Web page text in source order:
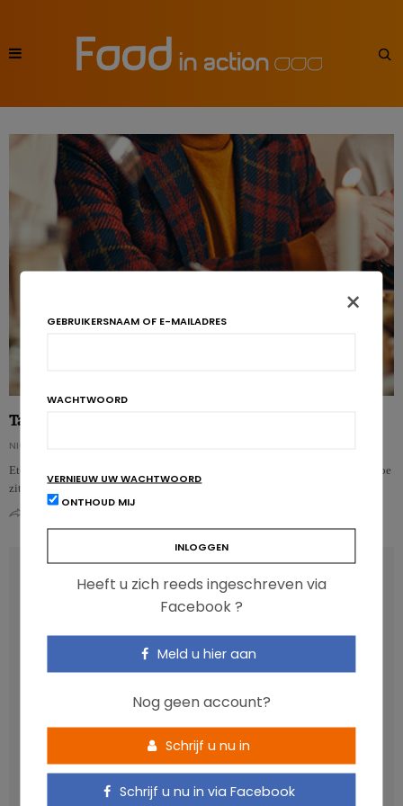
Tafelen met vrienden of familie doet ons meer eten…
NICOLAS ROUSSEAU
Eten in gezelschap mag dan wel gezellig zijn, het is niet zonder gevolgen. Hoe
zit dat precies?…
RECENT POSTS
gezondheid
Verhoogt het eten van zoete voeding de trek in zoet?
Een gezonde darmmicrobiota is goed, maar wat is dat
Vis, verontreinigende stoffen en omega-3: wat zijn de
aanbevelingen?
Moeten ultrabewerkte voedingsmiddelen een prioritair
×
GEBRUIKERSNAAM OF E-MAILADRES
WACHTWOORD
VERNIEUW UW WACHTWOORD
ONTHOUD MIJ
Heeft u zich reeds ingeschreven via
Facebook ?
Meld u hier aan
Nog geen account?
Schrijf u nu in
Schrijf u nu in via Facebook